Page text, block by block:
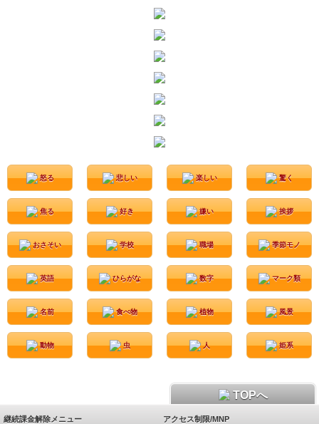
怒る 悲しい 楽しい 驚く
焦る 好き 嫌い 挨拶
おさそい 学校 職場 季節モノ
英語 ひらがな 数字 マーク類
名前 食べ物 植物 風景
動物 虫 人 姫系
TOPへ
継続課金解除メニュー アクセス制限/MNP